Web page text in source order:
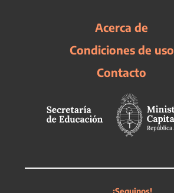
Acerca de
Condiciones de uso
Contacto
¡Seguinos!